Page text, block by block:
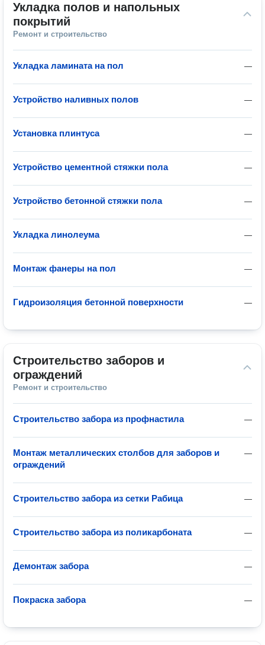
Укладка полов и напольных
покрытий
Ремонт и строительство
—
Укладка ламината на пол
—
Устройство наливных полов
—
Установка плинтуса
—
Устройство цементной стяжки пола
—
Устройство бетонной стяжки пола
—
Укладка линолеума
—
Монтаж фанеры на пол
—
Гидроизоляция бетонной поверхности
Строительство заборов и
ограждений
Ремонт и строительство
—
Строительство забора из профнастила
—
Монтаж металлических столбов для заборов и
ограждений
—
Строительство забора из сетки Рабица
—
Строительство забора из поликарбоната
—
Демонтаж забора
—
Покраска забора